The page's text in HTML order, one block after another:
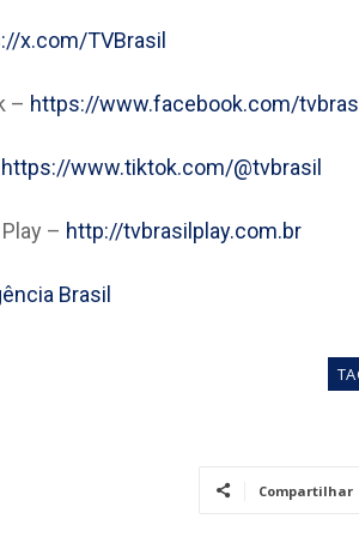
x.com/TVBrasil
– https://www.facebook.com/
https://www.tiktok.com/@tvbrasil
– http://tvbrasilplay.com.br
Brasil
Compartilhar